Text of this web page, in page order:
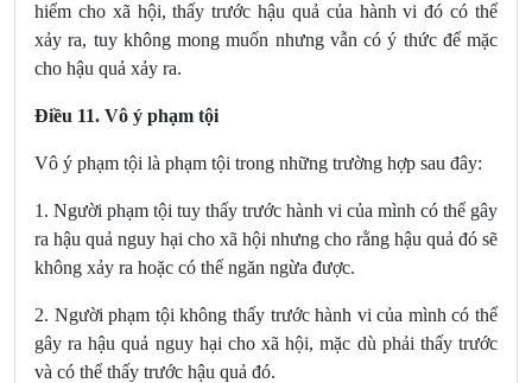
hiểm cho xã hội, thấy trước hậu quả của hành vi đó có thể
xảy ra, tuy không mong muốn nhưng vẫn có ý thức để mặc
cho hậu quả xảy ra.
Điều 11. Vô ý phạm tội
Vô ý phạm tội là phạm tội trong những trường hợp sau đây:
1. Người phạm tội tuy thấy trước hành vi của mình có thể gây
ra hậu quả nguy hại cho xã hội nhưng cho rằng hậu quả đó sẽ
không xảy ra hoặc có thể ngăn ngừa được.
2. Người phạm tội không thấy trước hành vi của mình có thể
gây ra hậu quả nguy hại cho xã hội, mặc dù phải thấy trước
và có thể thấy trước hậu quả đó.